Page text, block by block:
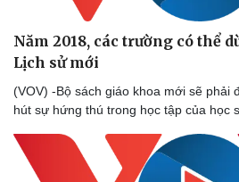
Sức khỏe
Cây thuốc
Sản phụ khoa
Nhi khoa
Nam khoa
Làm đẹp - giảm cân
Blog
Năm 2018, các trường có thể
Lịch sử mới
(VOV) -Bộ sách giáo khoa mới sẽ phải
hút sự hứng thú trong học tập của học